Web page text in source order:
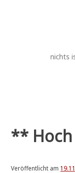
nichts
**
Veröffentlicht am